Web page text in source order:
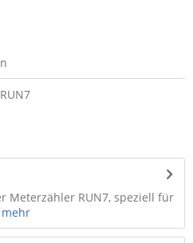
Meterzähler RUN7, speziell für
mehr